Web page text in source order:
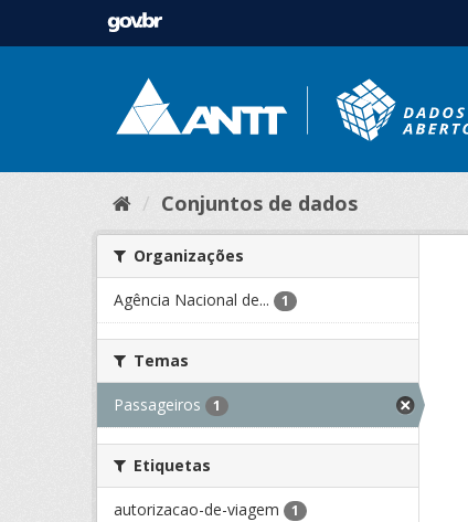
Conjuntos de dados
Organizações
Agência Nacional de... 1
Temas
Passageiros 1
Etiquetas
autorizacao-de-viagem 1